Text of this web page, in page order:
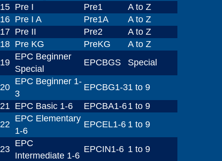
15 Pre I Pre1
A to Z
16 Pre I A Pre1A
A to Z
17 Pre II Pre2
A to Z
18 Pre KG PreKG
A to Z
19
EPC Beginner
Special
EPCBGS Special
20
EPC Beginner 1-
3
EPCBG1-31 to 9
21 EPC Basic 1-6 EPCBA1-61 to 9
22
EPC Elementary
1-6
EPCEL1-6 1 to 9
23
EPC
Intermediate 1-6
EPCIN1-6 1 to 9